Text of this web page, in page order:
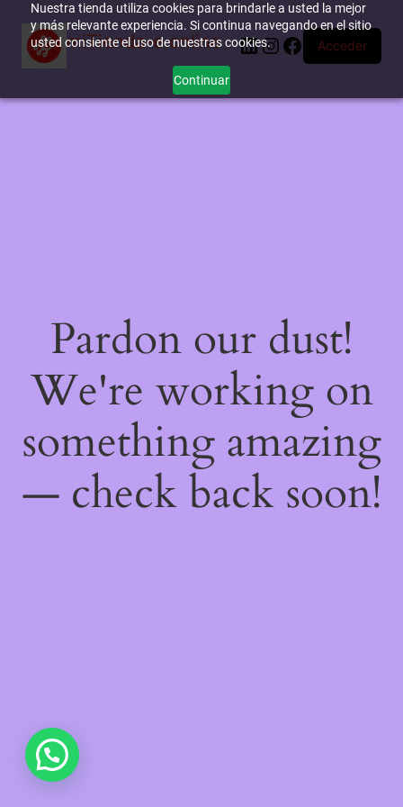
Nuestra tienda utiliza cookies para brindarle a usted la mejor
y más relevante experiencia. Si continua navegando en el sitio
usted consiente el uso de nuestras cookies.
Continuar
miTienda-e.online LinkedIn
Instagram
Facebook
Acceder
Pardon our dust!
We're working on
something amazing
— check back soon!